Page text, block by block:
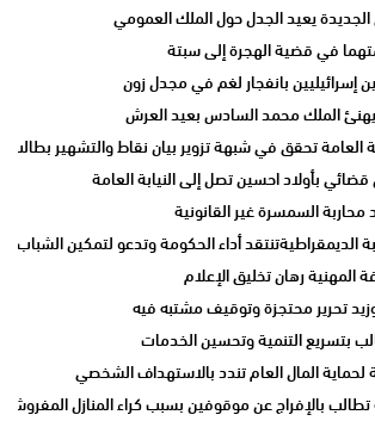
يعيد الجدل حول الملك العمومي
إسرائيليين بانفجار لغم في مجدل زون
يهنئ الملك محمد السادس بعيد العرش
العامة تحقق في شبهة تزوير بيان نقاط والتشهير بطالب
بأولاد احسين تصل إلى النيابة العامة
السمسرة غير القانونية
الديمقراطيةتنتقد أداء الحكومة وتدعو لتمكين الشباب
المهنية رهان تخليق الإعلام
تحرير محتجزة وتوقيف مشتبه فيه
بتسريع التنمية وتحسين الخدمات
لحماية المال العام تندد بالاستهداف الشخصي
بالإفراج عن موقوفين بسبب كراء المنازل المفروشة